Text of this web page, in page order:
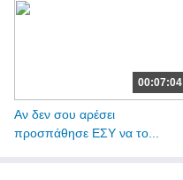
00:07:04
Αν δεν σου αρέσει
προσπάθησε ΕΣΥ να το...